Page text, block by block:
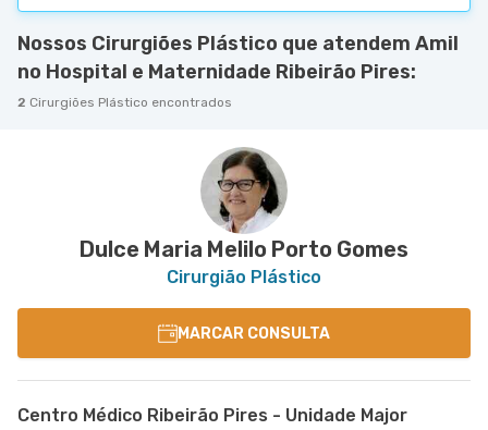
Nossos Cirurgiões Plástico que atendem Amil
no Hospital e Maternidade Ribeirão Pires:
2 Cirurgiões Plástico encontrados
Dulce Maria Melilo Porto Gomes
Cirurgião Plástico
MARCAR CONSULTA
Centro Médico Ribeirão Pires - Unidade Major